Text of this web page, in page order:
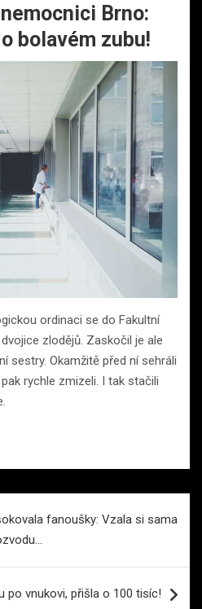
Brno:
bolavém zubu!
ordinaci se do Fakultní
zlodějů. Zaskočil je ale
sestry. Okamžitě před ní sehráli
rychle zmizeli. I tak stačili
fanoušky: Vzala si sama
po vnukovi, přišla o 100 tisíc!